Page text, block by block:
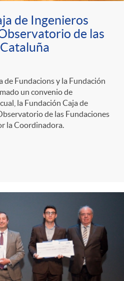
de Ingenieros
de las
de Fundacions y la Fundación
un convenio de
la Fundación Caja de
de las Fundaciones
la Coordinadora.